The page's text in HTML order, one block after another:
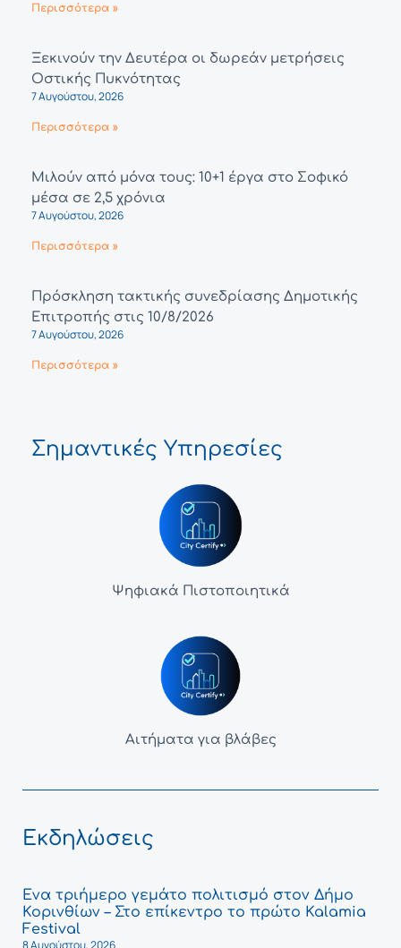
Περισσότερα »
Ξεκινούν την Δευτέρα οι δωρεάν μετρήσεις
Οστικής Πυκνότητας
7 Αυγούστου, 2026
Περισσότερα »
Μιλούν από μόνα τους: 10+1 έργα στο Σοφικό
μέσα σε 2,5 χρόνια
7 Αυγούστου, 2026
Περισσότερα »
Πρόσκληση τακτικής συνεδρίασης Δημοτικής
Επιτροπής στις 10/8/2026
7 Αυγούστου, 2026
Περισσότερα »
Σημαντικές Υπηρεσίες
Ψηφιακά Πιστοποιητικά
Αιτήματα για βλάβες
Εκδηλώσεις
Ένα τριήμερο γεμάτο πολιτισμό στον Δήμο
Κορινθίων – Στο επίκεντρο το πρώτο Kalamia
Festival
8 Αυγούστου, 2026